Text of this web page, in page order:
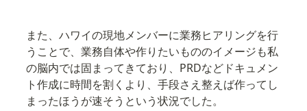
また、ハワイの現地メンバーに業務ヒアリングを行
うことで、業務自体や作りたいもののイメージも私
の脳内では固まってきており、PRDなどドキュメン
ト作成に時間を割くより、手段さえ整えば作ってし
まったほうが速そうという状況でした。